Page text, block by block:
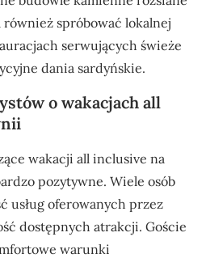
również spróbować lokalnej
serwujących świeże
dania sardyńskie.
o wakacjach all
wakacji all inclusive na
pozytywne. Wiele osób
usług oferowanych przez
dostępnych atrakcji. Goście
warunki